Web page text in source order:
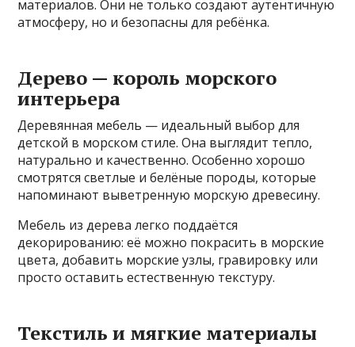
материалов. Они не только создают аутентичную
атмосферу, но и безопасны для ребёнка.
Дерево — король морского
интерьера
Деревянная мебель — идеальный выбор для
детской в морском стиле. Она выглядит тепло,
натурально и качественно. Особенно хорошо
смотрятся светлые и белёные породы, которые
напоминают выветренную морскую древесину.
Мебель из дерева легко поддаётся
декорированию: её можно покрасить в морские
цвета, добавить морские узлы, гравировку или
просто оставить естественную текстуру.
Текстиль и мягкие материалы